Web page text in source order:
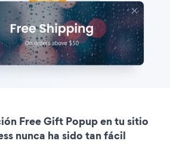
Free Gift Popup en tu sitio
nunca ha sido tan fácil